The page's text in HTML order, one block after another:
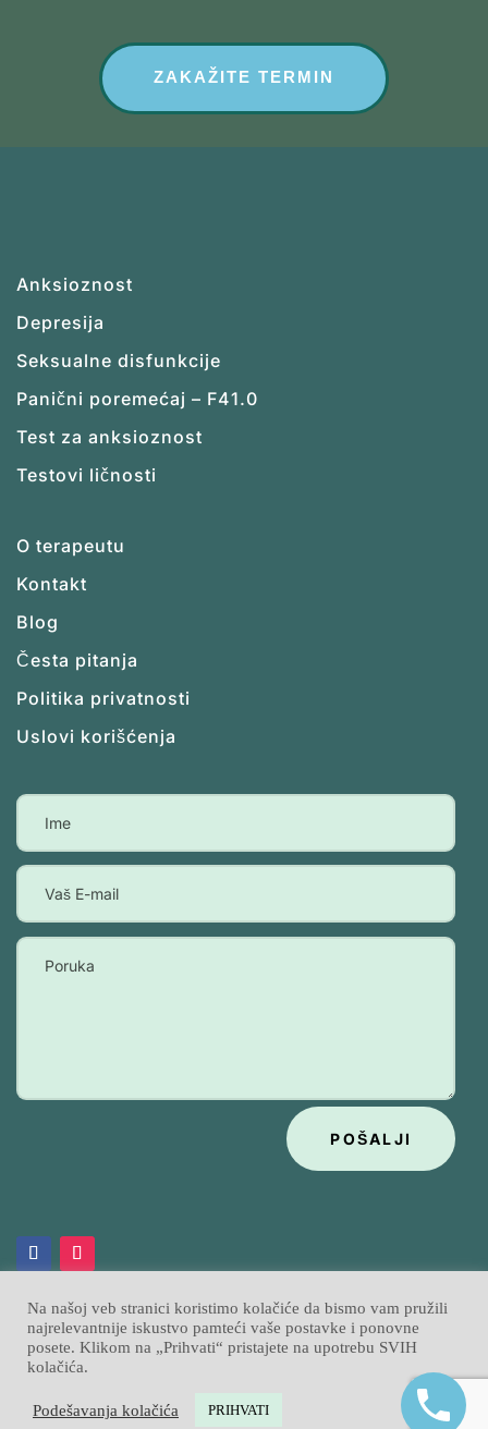
ZAKAŽITE TERMIN
Anksioznost
Depresija
Seksualne disfunkcije
Panični poremećaj – F41.0
Test za anksioznost
Testovi ličnosti
O terapeutu
Kontakt
Blog
Česta pitanja
Politika privatnosti
Uslovi korišćenja
POŠALJI
© 2026Psihobata| Izrada sajtova Sajtpress
Na našoj veb stranici koristimo kolačiće da bismo vam pružili
najrelevantnije iskustvo pamteći vaše postavke i ponovne
posete. Klikom na „Prihvati“ pristajete na upotrebu SVIH
kolačića.
Podešavanja kolačića PRIHVATI